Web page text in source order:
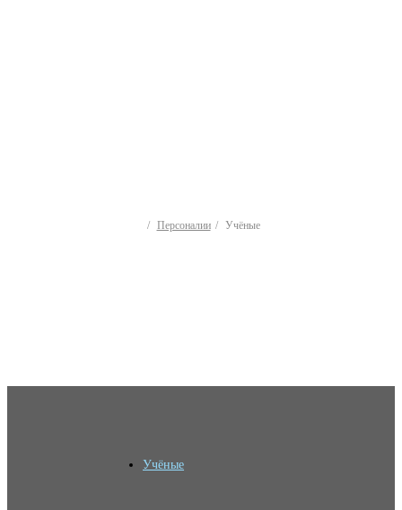
Персоналии Учёные
Учёные